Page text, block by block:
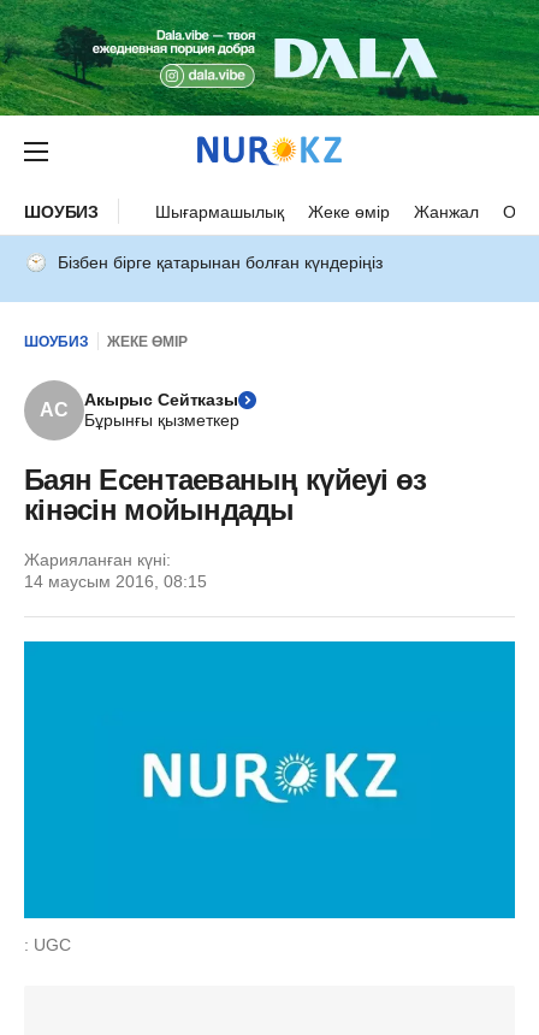
ШОУБИЗ Шығармашылық Жеке өмір Жанжал
Бізбен бірге қатарынан болған күндеріңіз
ШОУБИЗ ЖЕКЕ ӨМІР
АС
Акырыс Сейтказы
Бұрынғы қызметкер
Баян Есентаеваның күйеуі өз
кінәсін мойындады
Жарияланған күні:
14 маусым 2016, 08:15
: UGC